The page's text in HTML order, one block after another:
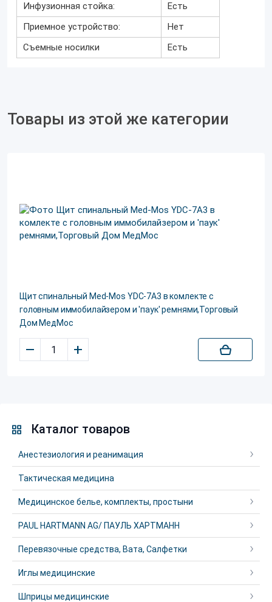
Инфузионная стойка:
Есть
Приемное устройство:
Нет
Съемные носилки
Есть
Товары из этой же категории
Щит спинальный Med-Mos YDC-7A3 в комлекте с
головным иммобилайзером и 'паук' ремнями,Торговый
Дом МедМос
– +
Каталог товаров
Анестезиология и реанимация
Тактическая медицина
Медицинское белье, комплекты, простыни
PAUL HARTMANN AG/ ПАУЛЬ ХАРТМАНН
Перевязочные средства, Вата, Салфетки
Иглы медицинские
Шприцы медицинские